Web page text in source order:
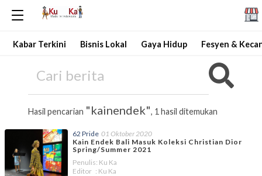
Kabar Terkini Bisnis Lokal Gaya Hidup Fesyen &
Hasil pencarian "kainendek", 1 hasil ditemukan
62 Pride 01 Oktober 2020
Kain Endek Bali Masuk Koleksi Christian Dior
Spring/Summer 2021
Penulis: Ku Ka
Editor : Ku Ka